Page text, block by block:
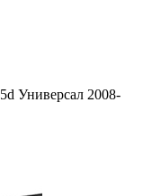
Универсал 2008-